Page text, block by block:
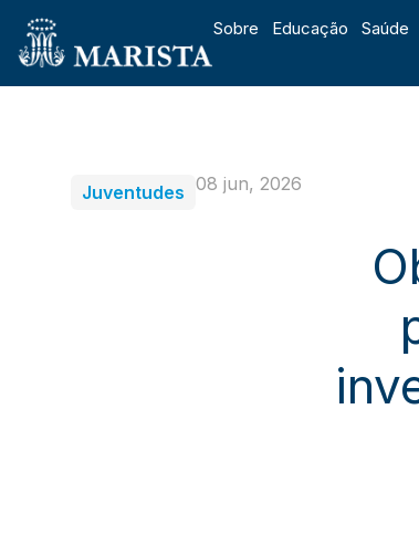
Sobre Educação Saúde
Juventudes 08 jun, 2026